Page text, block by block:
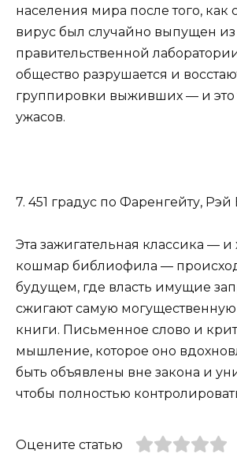
населения мира после того, как
вирус был случайно выпущен из
правительственной
общество разрушается и
группировки выживших — и это
ужасов.
7. 451 градус по Фаренгейту,
Эта зажигательная классика —
кошмар библиофила —
будущем, где власть имущие
сжигают самую
книги. Письменное слово и
мышление, которое оно
быть объявлены вне закона и
чтобы полностью
Оцените статью